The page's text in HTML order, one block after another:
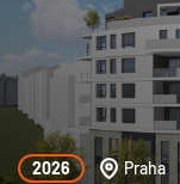
2026 Praha